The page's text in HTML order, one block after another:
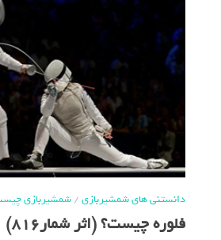
دانستنی های شمشیربازی/شمشیربازی چیست؟
فلوره چیست؟ (اثر شمار816)